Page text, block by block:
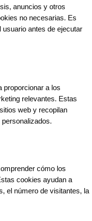
anuncios y otros
no necesarias. Es
usuario antes de ejecutar
proporcionar a los
relevantes. Estas
web y recopilan
cómo los
cookies ayudan a
el número de visitantes, la